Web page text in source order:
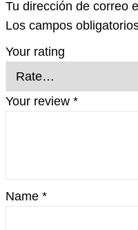
Tu dirección de correo
Los campos
Your rating
Your review *
Name *